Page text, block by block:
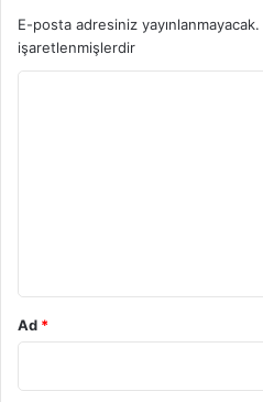
E-posta adresiniz yayınlanmayacak.
işaretlenmişlerdir
Ad *